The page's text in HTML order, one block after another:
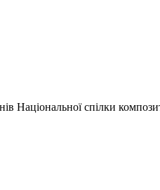
Національної спілки